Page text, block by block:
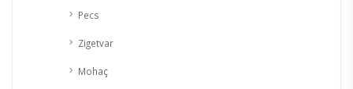
Pecs
Zigetvar
Mohaç